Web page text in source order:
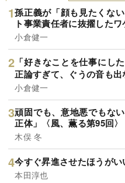
孫正義が「顔も見たくな
ト事業責任者に抜擢したワ
小倉健一
「好きなことを仕事にし
正論すぎて、ぐうの音も出
小倉健一
頑固でも、意地悪でもな
正体」〈風、薫る第95回〉
木俣 冬
今すぐ昇進させたほうが
本田淳也